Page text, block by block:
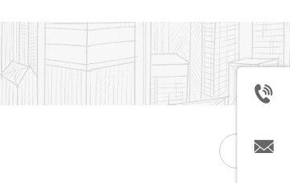
了解更